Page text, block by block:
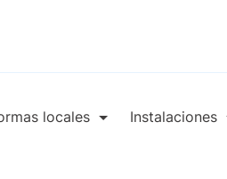
locales Instalaciones